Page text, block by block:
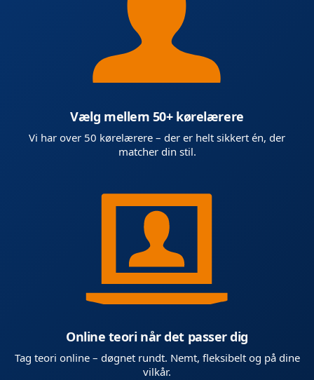
Vælg mellem 50+ kørelærere
Vi har over 50 kørelærere – der er helt sikkert én, der
matcher din stil.
Online teori når det passer dig
Tag teori online – døgnet rundt. Nemt, fleksibelt og på dine
vilkår.